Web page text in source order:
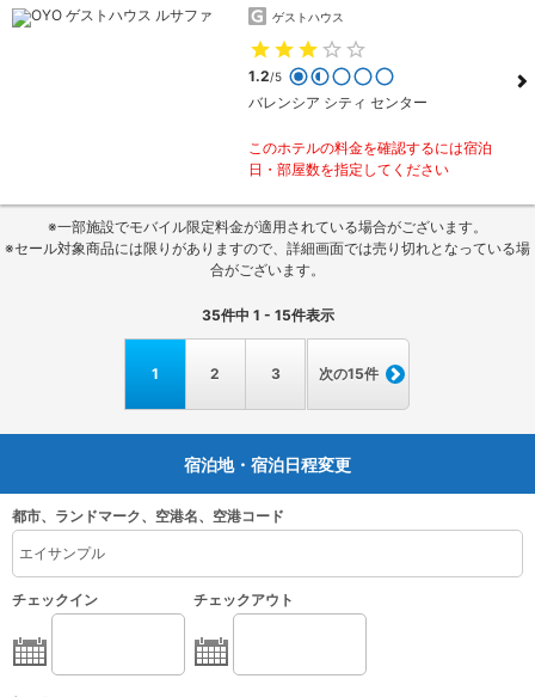
ゲストハウス
1.2/5
バレンシア シティ センター
このホテルの料金を確認するには宿泊
日・部屋数を指定してください
※一部施設でモバイル限定料金が適用されている場合がございます。
※セール対象商品には限りがありますので、詳細画面では売り切れとなっている場
合がございます。
35件中 1 - 15件表示
1 2 3 次の15件
宿泊地・宿泊日程変更
都市、ランドマーク、空港名、空港コード
チェックイン チェックアウト